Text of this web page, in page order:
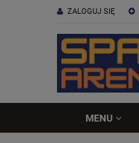
ZALOGUJ SIĘ
MENU